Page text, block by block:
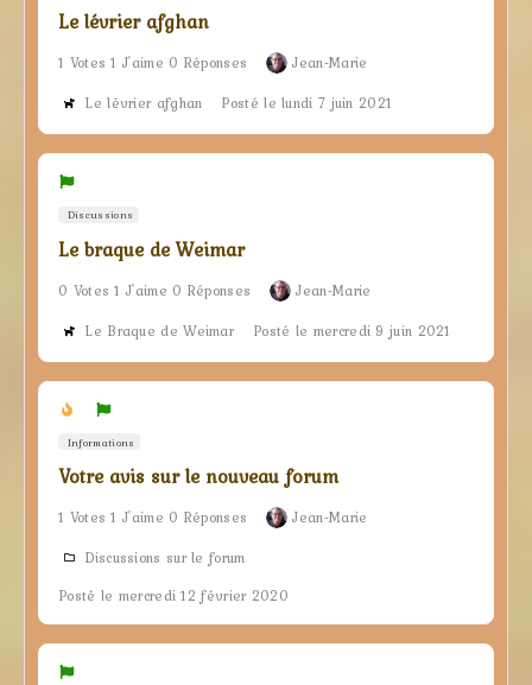
Le lévrier afghan
1 Votes 1 J'aime 0 Réponses
Jean-Marie
Le lévrier afghan
Posté le lundi 7 juin 2021
Discussions
Le braque de Weimar
0 Votes 1 J'aime 0 Réponses
Jean-Marie
Le Braque de Weimar
Posté le mercredi 9 juin 2021
Informations
Votre avis sur le nouveau forum
1 Votes 1 J'aime 0 Réponses
Jean-Marie
Discussions sur le forum
Posté le mercredi 12 février 2020